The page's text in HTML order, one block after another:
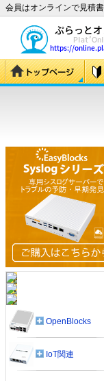
会員はオンラインで見積
OpenBlocks
IoT関連